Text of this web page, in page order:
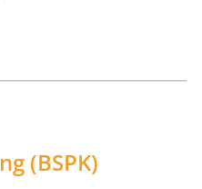
(BSPK)